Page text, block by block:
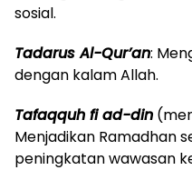
sosial.
Tadarus Al-Qur’an:
dengan kalam Allah.
Tafaqquh fi ad-din
Menjadikan Ramadhan
peningkatan wawasan